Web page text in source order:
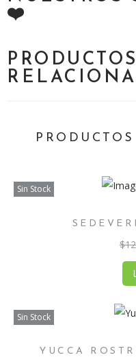
❤️
PRODUCTOS
Sin Stock
$
Sin Stock
YUCCA